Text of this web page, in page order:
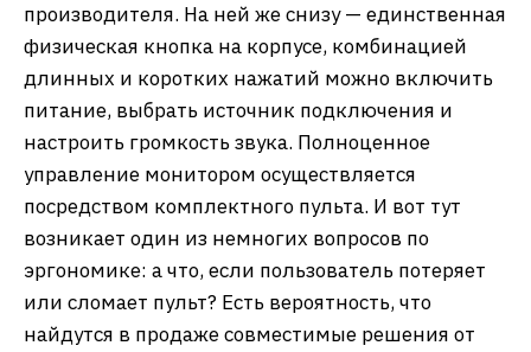
производителя. На ней же снизу — единственная
физическая кнопка на корпусе, комбинацией
длинных и коротких нажатий можно включить
питание, выбрать источник подключения и
настроить громкость звука. Полноценное
управление монитором осуществляется
посредством комплектного пульта. И вот тут
возникает один из немногих вопросов по
эргономике: а что, если пользователь потеряет
или сломает пульт? Есть вероятность, что
найдутся в продаже совместимые решения от